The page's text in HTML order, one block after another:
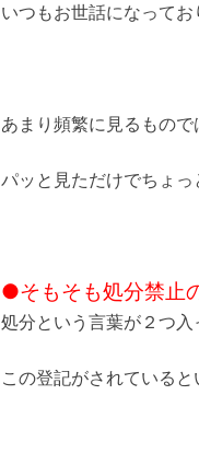
いつもお世話になって
あまり頻繁に見るもの
パッと見ただけでちょ
●そもそも処分禁止
処分という言葉が２つ入
この登記がされていると